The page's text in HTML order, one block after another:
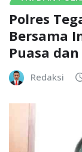
Polres
Bersama
Puasa
Redaksi